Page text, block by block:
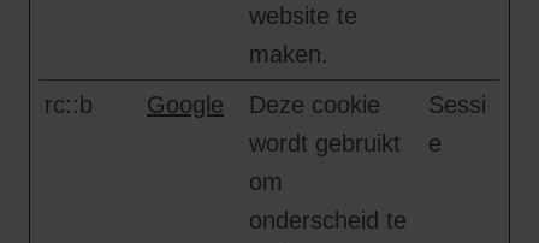
website te
maken.
rc::b Google
Deze cookie
wordt gebruikt
om
onderscheid te
Sessi
e